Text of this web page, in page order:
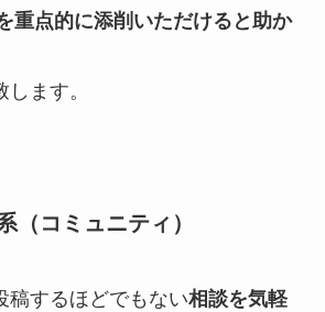
重点的に添削いただけると助か
ます。
（コミュニティ）
稿するほどでもない相談を気軽